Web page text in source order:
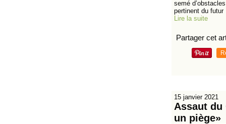
semé
pertinent du futur
Lire la suite
Partager cet
15 janvier 2021
Assaut du
un piège»